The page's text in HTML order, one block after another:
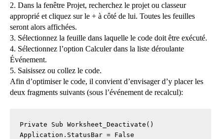
2. Dans la fenêtre Projet, recherchez le projet ou classeur
approprié et cliquez sur le + à côté de lui. Toutes les feuilles
seront alors affichées.
3. Sélectionnez la feuille dans laquelle le code doit être exécuté.
4. Sélectionnez l’option Calculer dans la liste déroulante
Événement.
5. Saisissez ou collez le code.
Afin d’optimiser le code, il convient d’envisager d’y placer les
deux fragments suivants (sous l’événement de recalcul):
Private Sub Worksheet_Deactivate()
Application.StatusBar = False